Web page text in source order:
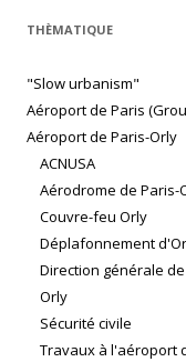
THÈMATIQUE
"Slow urbanism"
Aéroport de Paris
Aéroport de Paris-Orly
ACNUSA
Aérodrome de Paris-
Couvre-feu Orly
Déplafonnement
Direction générale
Orly
Sécurité civile
Travaux à l'aéroport